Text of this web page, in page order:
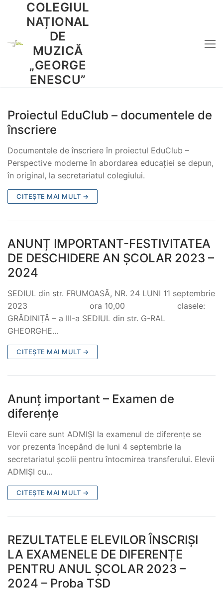
COLEGIUL
NAȚIONAL
DE
MUZICĂ
„GEORGE
ENESCU”
Proiectul EduClub – documentele de
înscriere
Documentele de înscriere în proiectul EduClub –
Perspective moderne în abordarea educației se depun,
în original, la secretariatul colegiului.
CITEȘTE MAI MULT →
ANUNȚ IMPORTANT-FESTIVITATEA
DE DESCHIDERE AN ȘCOLAR 2023 –
2024
SEDIUL din str. FRUMOASĂ, NR. 24 LUNI 11 septembrie
2023 ora 10,00 clasele:
GRĂDINIȚĂ – a III-a SEDIUL din str. G-RAL
GHEORGHE…
CITEȘTE MAI MULT →
Anunț important – Examen de
diferențe
Elevii care sunt ADMIȘI la examenul de diferențe se
vor prezenta începând de luni 4 septembrie la
secretariatul școlii pentru întocmirea transferului. Elevii
ADMIȘI cu…
CITEȘTE MAI MULT →
REZULTATELE ELEVILOR ÎNSCRIȘI
LA EXAMENELE DE DIFERENȚE
PENTRU ANUL ȘCOLAR 2023 –
2024 – Proba TSD